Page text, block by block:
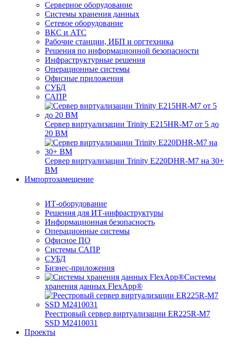
Серверное оборудование
Системы хранения данных
Сетевое оборудование
ВКС и АТС
Рабочие станции, ИБП и оргтехника
Решения по информационной безопасности
Инфраструктурные решения
Операционные системы
Офисные приложения
СУБД
САПР
Сервер виртуализации Trinity E215HR-M7 от 5 до
20 ВМ
Сервер виртуализации Trinity E220DHR-M7 на 30+
ВМ
Импортозамещение
ИТ-оборудование
Решения для ИТ-инфраструктуры
Информационная безопасность
Операционные системы
Офисное ПО
Системы САПР
СУБД
Бизнес-приложения
Системы
хранения данных FlexApp®
Реестровый сервер виртуализации ER225R-M7
SSD М2410031
Проекты